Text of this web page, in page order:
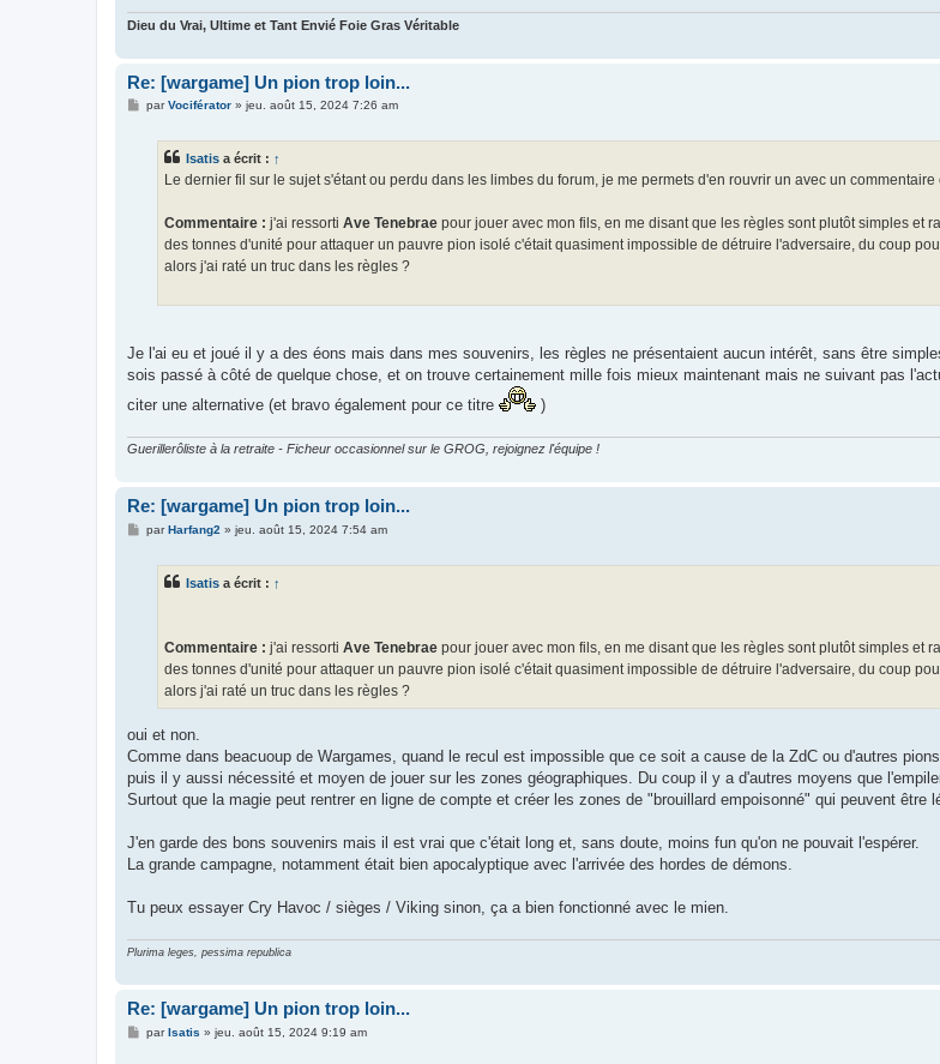
Dieu du Vrai, Ultime et Tant Envié Foie Gras Véritable
Re: [wargame] Un pion trop loin...
MparVociférator» jeu. août 15, 2024 7:26 am
Isatis a écrit : ↑
Le dernier fil sur le sujet s'étant ou perdu dans les limbes du forum, je me permets d'en rouvrir un avec un
Commentaire : j'ai ressorti Ave Tenebrae pour jouer avec mon fils, en me disant que les règles sont plutôt simples et
des tonnes d'unité pour attaquer un pauvre pion isolé c'était quasiment impossible de détruire l'adversaire, du coup
alors j'ai raté un truc dans les règles ?
Je l'ai eu et joué il y a des éons mais dans mes souvenirs, les règles ne présentaient aucun intérêt, sans être
sois passé à côté de quelque chose, et on trouve certainement mille fois mieux maintenant mais ne suivant pas
citer une alternative (et bravo également pour ce titre
)
Guerillerôliste à la retraite - Ficheur occasionnel sur le GROG, rejoignez l'équipe !
Re: [wargame] Un pion trop loin...
MparHarfang2 » jeu. août 15, 2024 7:54 am
Isatis a écrit : ↑
Commentaire : j'ai ressorti Ave Tenebrae pour jouer avec mon fils, en me disant que les règles sont plutôt simples et
des tonnes d'unité pour attaquer un pauvre pion isolé c'était quasiment impossible de détruire l'adversaire, du coup
alors j'ai raté un truc dans les règles ?
oui et non.
Comme dans beacuoup de Wargames, quand le recul est impossible que ce soit a cause de la ZdC ou d'autres
puis il y aussi nécessité et moyen de jouer sur les zones géographiques. Du coup il y a d'autres moyens que
Surtout que la magie peut rentrer en ligne de compte et créer les zones de "brouillard empoisonné" qui peuvent être
J'en garde des bons souvenirs mais il est vrai que c'était long et, sans doute, moins fun qu'on ne pouvait l'espérer.
La grande campagne, notamment était bien apocalyptique avec l'arrivée des hordes de démons.
Tu peux essayer Cry Havoc / sièges / Viking sinon, ça a bien fonctionné avec le mien.
Plurima leges, pessima republica
Re: [wargame] Un pion trop loin...
MparIsatis » jeu. août 15, 2024 9:19 am